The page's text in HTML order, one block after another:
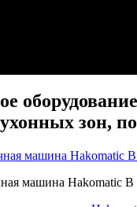
зон,
машина Hakomatic B